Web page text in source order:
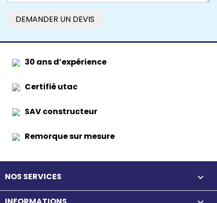
DEMANDER UN DEVIS
30 ans d’expérience
Certifié utac
SAV constructeur
Remorque sur mesure
NOS SERVICES 